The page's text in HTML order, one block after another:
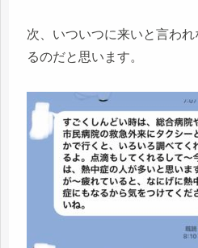
次、いついつに来いと言わ
るのだと思います。